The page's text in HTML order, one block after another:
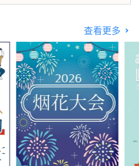
查看更多